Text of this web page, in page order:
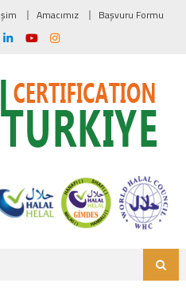
Amacımız Başvuru Formu